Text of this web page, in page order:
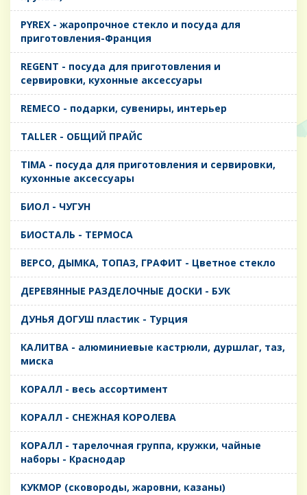
PYREX - жаропрочное стекло и посуда для
приготовления-Франция
REGENT - посуда для приготовления и
сервировки, кухонные аксессуары
REMECO - подарки, сувениры, интерьер
TALLER - ОБЩИЙ ПРАЙС
TIMA - посуда для приготовления и сервировки,
кухонные аксессуары
БИОЛ - ЧУГУН
БИОСТАЛЬ - ТЕРМОСА
ВЕРСО, ДЫМКА, ТОПАЗ, ГРАФИТ - Цветное стекло
ДЕРЕВЯННЫЕ РАЗДЕЛОЧНЫЕ ДОСКИ - БУК
ДУНЬЯ ДОГУШ пластик - Турция
КАЛИТВА - алюминиевые кастрюли, дуршлаг, таз,
миска
КОРАЛЛ - весь ассортимент
КОРАЛЛ - СНЕЖНАЯ КОРОЛЕВА
КОРАЛЛ - тарелочная группа, кружки, чайные
наборы - Краснодар
КУКМОР (сковороды, жаровни, казаны)